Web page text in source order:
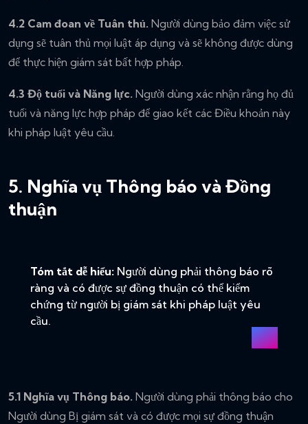
4.2 Cam đoan về Tuân thủ. Người dùng bảo đảm việc sử
dụng sẽ tuân thủ mọi luật áp dụng và sẽ không được dùng
để thực hiện giám sát bất hợp pháp.
4.3 Độ tuổi và Năng lực. Người dùng xác nhận rằng họ đủ
tuổi và năng lực hợp pháp để giao kết các Điều khoản này
khi pháp luật yêu cầu.
5. Nghĩa vụ Thông báo và Đồng
thuận
Tóm tắt dễ hiểu: Người dùng phải thông báo rõ
ràng và có được sự đồng thuận có thể kiểm
chứng từ người bị giám sát khi pháp luật yêu
cầu.
5.1 Nghĩa vụ Thông báo. Người dùng phải thông báo cho
Người dùng Bị giám sát và có được mọi sự đồng thuận